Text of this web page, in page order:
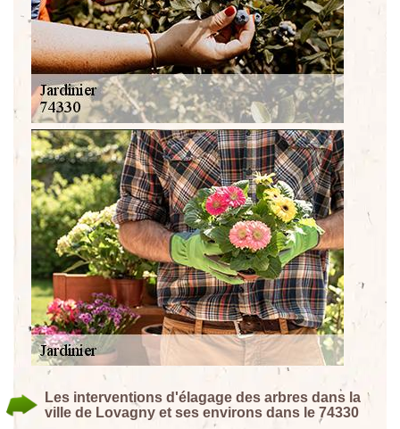
Les interventions d'élagage des arbres dans la
ville de Lovagny et ses environs dans le 74330